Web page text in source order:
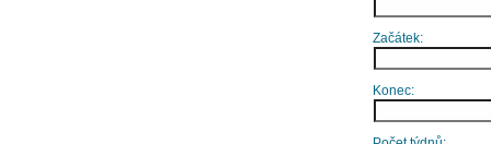
Začátek:
Konec: